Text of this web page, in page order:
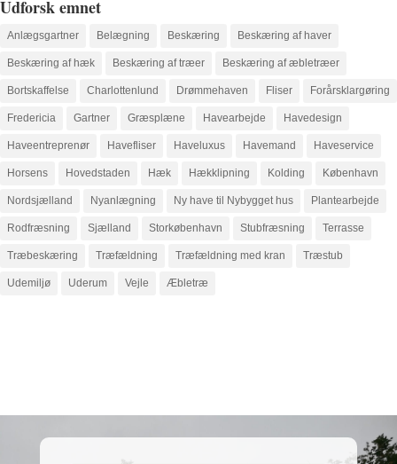
Udforsk emnet
Anlægsgartner Belægning Beskæring Beskæring af haver
Beskæring af hæk Beskæring af træer Beskæring af æbletræer
Bortskaffelse Charlottenlund Drømmehaven Fliser Forårsklargøring
Fredericia Gartner Græsplæne Havearbejde Havedesign
Haveentreprenør Havefliser Haveluxus Havemand Haveservice
Horsens Hovedstaden Hæk Hækklipning Kolding København
Nordsjælland Nyanlægning Ny have til Nybygget hus Plantearbejde
Rodfræsning Sjælland Storkøbenhavn Stubfræsning Terrasse
Træbeskæring Træfældning Træfældning med kran Træstub
Udemiljø Uderum Vejle Æbletræ